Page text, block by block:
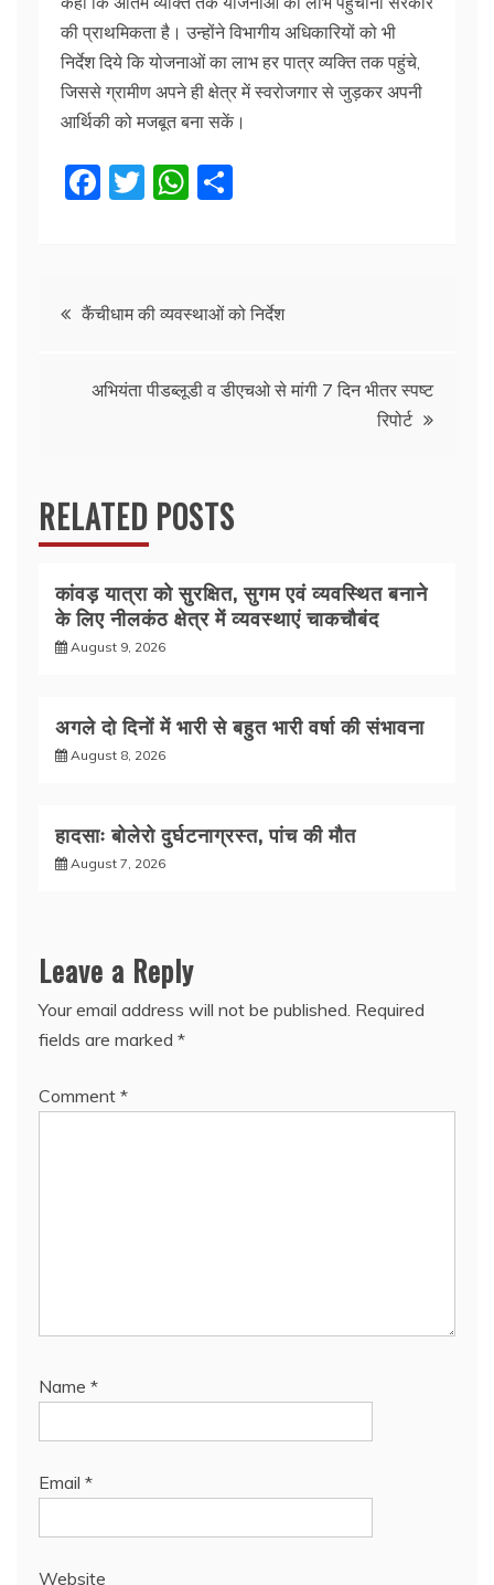
की प्राथमिकता है। उन्होंने विभागीय अधिकारियों को भी
निर्देश दिये कि योजनाओं का लाभ हर पात्र व्यक्ति तक पहुंचे,
जिससे ग्रामीण अपने ही क्षेत्र में स्वरोजगार से जुड़कर अपनी
आर्थिकी को मजबूत बना सकें।
F
b
o
T
W
A
p
Postकैंचीधाम की व्यवस्थाओं को निर्देश
अभियंता पीडब्लूडी व डीएचओ से मांगी 7 दिन भीतर स्पष्ट
रिपोर्ट
RELATED POSTS
कांवड़ यात्रा को सुरक्षित, सुगम एवं व्यवस्थित बनाने
के लिए नीलकंठ क्षेत्र में व्यवस्थाएं चाकचौबंद
August 9, 2026
अगले दो दिनों में भारी से बहुत भारी वर्षा की संभावना
August 8, 2026
हादसाः बोलेरो दुर्घटनाग्रस्त, पांच की मौत
August 7, 2026
Leave a Reply
Your email address will not be published. Required
fields are marked *
Comment *
Name *
Email *
Website